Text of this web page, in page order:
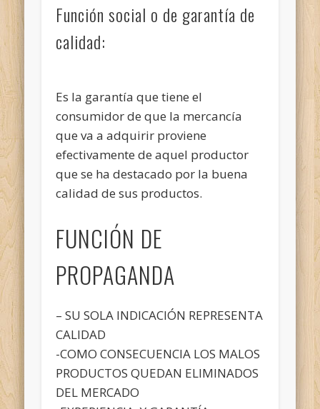
Función social o de garantía de
calidad:
Es la garantía que tiene el
consumidor de que la mercancía
que va a adquirir proviene
efectivamente de aquel productor
que se ha destacado por la buena
calidad de sus productos.
FUNCIÓN DE
PROPAGANDA
– SU SOLA INDICACIÓN REPRESENTA
CALIDAD
-COMO CONSECUENCIA LOS MALOS
PRODUCTOS QUEDAN ELIMINADOS
DEL MERCADO